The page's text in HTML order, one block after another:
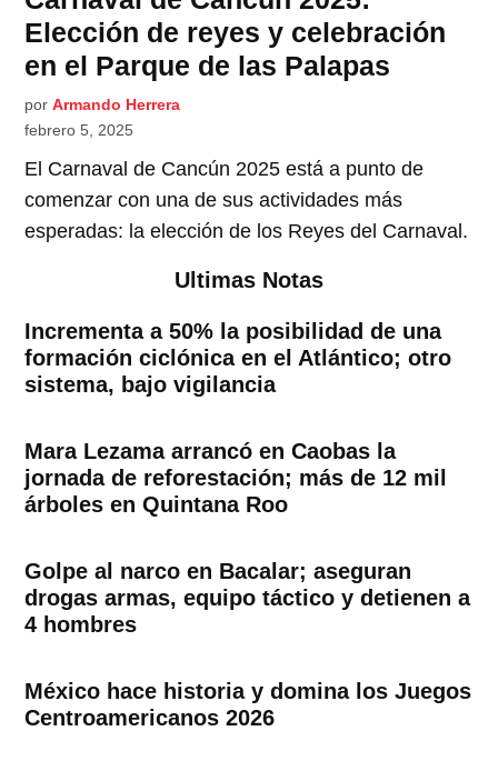
Elección de reyes y celebración
en el Parque de las Palapas
por Armando Herrera
febrero 5, 2025
El Carnaval de Cancún 2025 está a punto de
comenzar con una de sus actividades más
esperadas: la elección de los Reyes del Carnaval.
Ultimas Notas
Incrementa a 50% la posibilidad de una
formación ciclónica en el Atlántico; otro
sistema, bajo vigilancia
Mara Lezama arrancó en Caobas la
jornada de reforestación; más de 12 mil
árboles en Quintana Roo
Golpe al narco en Bacalar; aseguran
drogas armas, equipo táctico y detienen a
4 hombres
México hace historia y domina los Juegos
Centroamericanos 2026